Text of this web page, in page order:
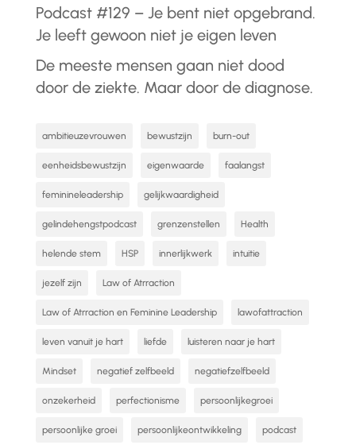
Podcast #129 – Je bent niet opgebrand.
Je leeft gewoon niet je eigen leven
De meeste mensen gaan niet dood
door de ziekte. Maar door de diagnose.
ambitieuzevrouwen bewustzijn burn-out
eenheidsbewustzijn eigenwaarde faalangst
feminineleadership gelijkwaardigheid
gelindehengstpodcast grenzenstellen Health
helende stem HSP innerlijkwerk intuitie
jezelf zijn Law of Atrraction
Law of Atrraction en Feminine Leadership lawofattraction
leven vanuit je hart liefde luisteren naar je hart
Mindset negatief zelfbeeld negatiefzelfbeeld
onzekerheid perfectionisme persoonlijkegroei
persoonlijke groei persoonlijkeontwikkeling podcast